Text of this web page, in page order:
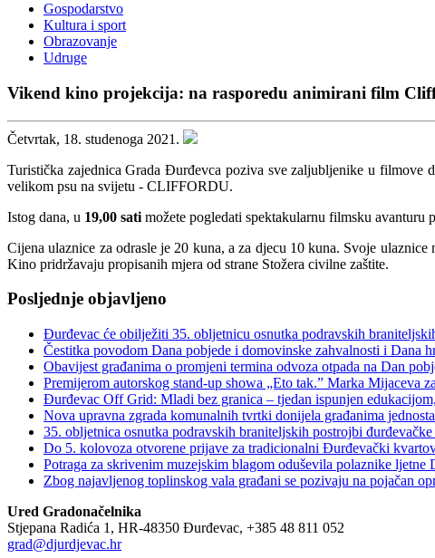
Gospodarstvo
Kultura i sport
Obrazovanje
Udruge
Vikend kino projekcija: na rasporedu animirani film
Četvrtak, 18. studenoga 2021.
Turistička zajednica Grada Đurđevca poziva sve zaljubljenike u
velikom psu na svijetu - CLIFFORDU.
Istog dana, u 19,00 sati možete pogledati spektakularnu filmsku avanturu
Cijena ulaznice za odrasle je 20 kuna, a za djecu 10 kuna. Svoje
Kino pridržavaju propisanih mjera od strane Stožera civilne zaštite.
Posljednje objavljeno
Đurđevac će obilježiti 35. obljetnicu osnutka podravskih
Čestitka povodom Dana pobjede i domovinske zahvalnosti i Dana
Obavijest građanima o promjeni termina odvoza otpada na Dan
Premijerom autorskog stand-up showa „Eto tak.” Marka Mijaceva
Đurđevac Off Grid: Mladi bez granica – tjedan ispunjen
Nova upravna zgrada komunalnih tvrtki donijela građanima
35. obljetnica osnutka podravskih braniteljskih postrojbi
Do 5. kolovoza otvorene prijave za tradicionalni Đurđevački
Potraga za skrivenim muzejskim blagom oduševila polaznike ljetne
Zbog najavljenog toplinskog vala građani se pozivaju na pojačan
Ured Gradonačelnika
Stjepana Radića 1, HR-48350 Đurđevac, +385 48 811 052
grad@djurdjevac.hr